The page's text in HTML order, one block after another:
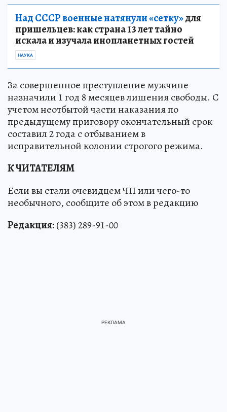
Над СССР военные натянули «сетку»для
пришельцев: как страна 13 лет тайно
искала и изучала инопланетных гостей
НАУКА
За совершенное преступление мужчине
назначили 1 год 8 месяцев лишения свободы. С
учетом неотбытой части наказания по
предыдущему приговору окончательный срок
составил 2 года с отбыванием в
исправительной колонии строгого режима.
К ЧИТАТЕЛЯМ
Если вы стали очевидцем ЧП или чего-то
необычного, сообщите об этом в редакцию
Редакция:(383) 289-91-00